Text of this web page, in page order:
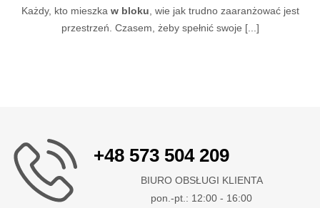
Każdy, kto mieszka w bloku , wie jak trudno zaaranżować jest
przestrzeń. Czasem, żeby spełnić swoje [...]
+48 573 504 209
BIURO OBSŁUGI KLIENTA
pon.-pt.: 12:00 - 16:00